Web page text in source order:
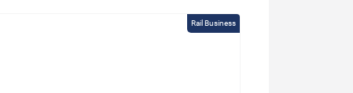
Rail Business